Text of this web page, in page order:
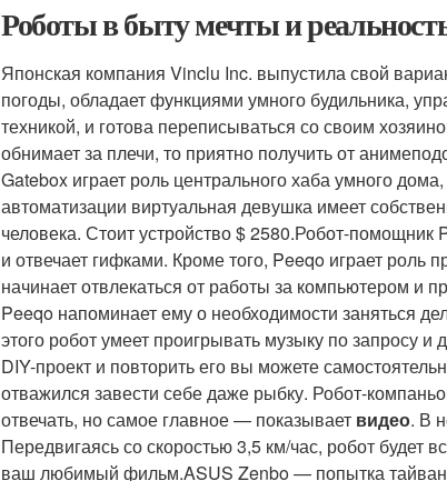
Роботы в быту мечты и
Японская компания Vinclu Inc. выпустила свой
погоды, обладает функциями умного будильника,
техникой, и готова переписываться со своим
обнимает за плечи, то приятно получить от
Gatebox играет роль центрального хаба умного
автоматизации виртуальная девушка имеет
человека. Стоит устройство $ 2580.Робот-помощник
и отвечает гифками. Кроме того, Peeqo играет роль
начинает отвлекаться от работы за компьютером и
Peeqo напоминает ему о необходимости заняться
этого робот умеет проигрывать музыку по запросу
DIY-проект и повторить его вы можете
отважился завести себе даже рыбку. Робот-
отвечать, но самое главное — показывает видео. В
Передвигаясь со скоростью 3,5 км/час, робот будет
ваш любимый фильм.ASUS Zenbo — попытка